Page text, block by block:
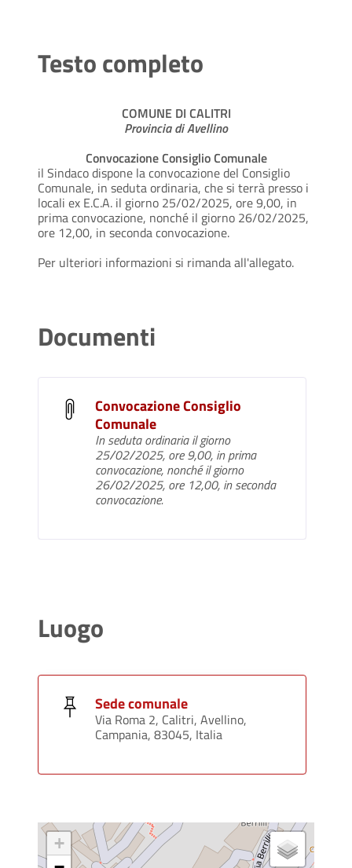
Testo completo
COMUNE DI CALITRI
Provincia di Avellino
Convocazione Consiglio Comunale
il Sindaco dispone la convocazione del Consiglio
Comunale, in seduta ordinaria, che si terrà presso i
locali ex E.C.A. il giorno 25/02/2025, ore 9,00, in
prima convocazione, nonché il giorno 26/02/2025,
ore 12,00, in seconda convocazione.
Per ulteriori informazioni si rimanda all'allegato.
Documenti
Convocazione Consiglio
Comunale
In seduta ordinaria il giorno
25/02/2025, ore 9,00, in prima
convocazione, nonché il giorno
26/02/2025, ore 12,00, in seconda
convocazione.
Luogo
Sede comunale
Via Roma 2, Calitri, Avellino,
Campania, 83045, Italia
+